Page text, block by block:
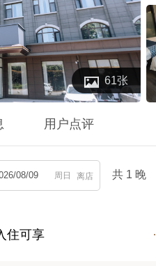
 61张
用户点评
离店 共 1 晚
住可享 ·